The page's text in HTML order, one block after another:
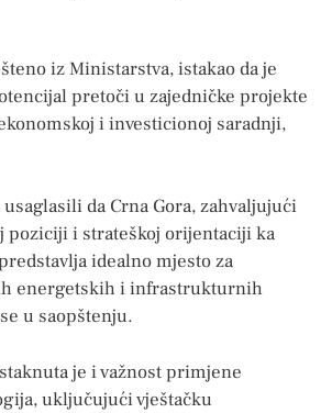
iz Ministarstva, istakao da je
pretoči u zajedničke projekte
i investicionoj saradnji,
da Crna Gora, zahvaljujući
poziciji i strateškoj orijentaciji ka
idealno mjesto za
energetskih i infrastrukturnih
u saopštenju.
je i važnost primjene
uključujući vještačku